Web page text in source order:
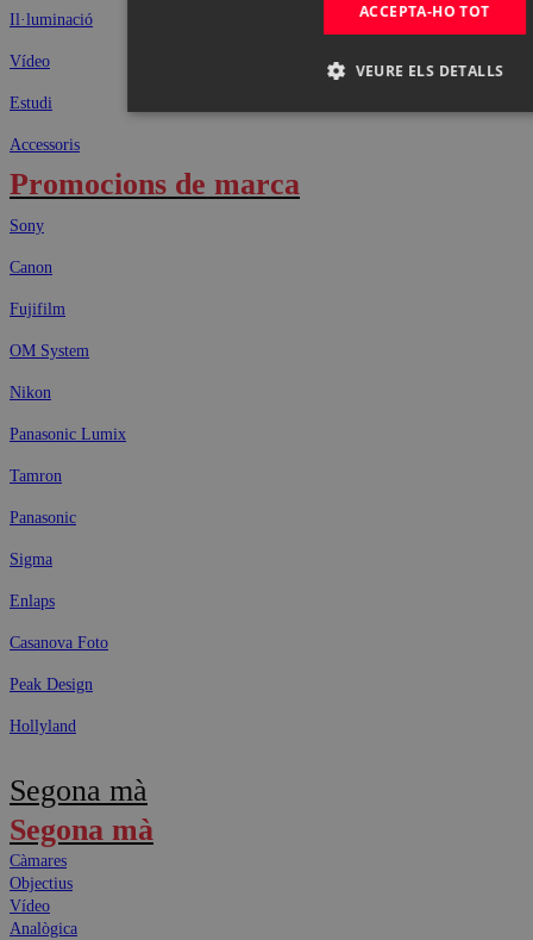
Il·luminació
Vídeo
Estudi
Accessoris
Promocions de marca
Sony
Canon
Fujifilm
OM System
Nikon
Panasonic Lumix
Tamron
Panasonic
Sigma
Enlaps
Casanova Foto
Peak Design
Hollyland
Segona mà
Segona mà
Càmares
Objectius
Vídeo
Analògica
ACCEPTA-HO TOT
VEURE ELS DETALLS